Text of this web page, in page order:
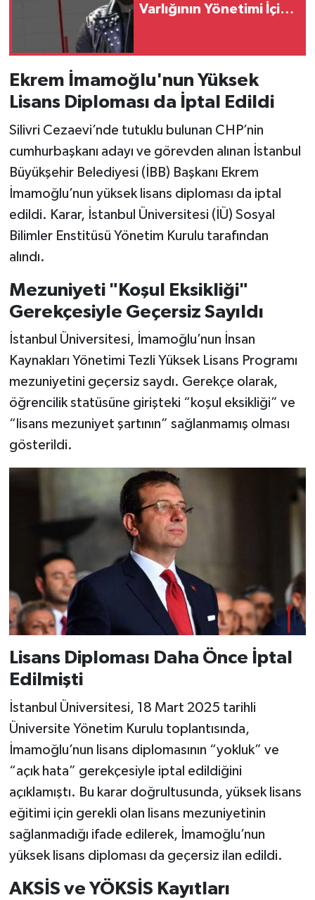
Varlığının Yönetimi İçin
Ekrem İmamoğlu'nun Yüksek
Lisans Diploması da İptal Edildi
Silivri Cezaevi’nde tutuklu bulunan CHP’nin
cumhurbaşkanı adayı ve görevden alınan İstanbul
Büyükşehir Belediyesi (İBB) Başkanı Ekrem
İmamoğlu’nun yüksek lisans diploması da iptal
edildi. Karar, İstanbul Üniversitesi (İÜ) Sosyal
Bilimler Enstitüsü Yönetim Kurulu tarafından
alındı.
Mezuniyeti "Koşul Eksikliği"
Gerekçesiyle Geçersiz Sayıldı
İstanbul Üniversitesi, İmamoğlu’nun İnsan
Kaynakları Yönetimi Tezli Yüksek Lisans Programı
mezuniyetini geçersiz saydı. Gerekçe olarak,
öğrencilik statüsüne girişteki “koşul eksikliği” ve
“lisans mezuniyet şartının” sağlanmamış olması
gösterildi.
Lisans Diploması Daha Önce İptal
Edilmişti
İstanbul Üniversitesi, 18 Mart 2025 tarihli
Üniversite Yönetim Kurulu toplantısında,
İmamoğlu’nun lisans diplomasının “yokluk” ve
“açık hata” gerekçesiyle iptal edildiğini
açıklamıştı. Bu karar doğrultusunda, yüksek lisans
eğitimi için gerekli olan lisans mezuniyetinin
sağlanmadığı ifade edilerek, İmamoğlu’nun
yüksek lisans diploması da geçersiz ilan edildi.
AKSİS ve YÖKSİS Kayıtları
SPOR
TARİH
TEKNOLOJİ
YAŞAM